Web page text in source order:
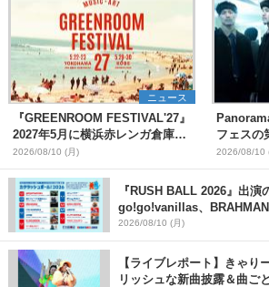
ニュース
『GREENROOM FESTIVAL'27』
2027年5月に横浜赤レンガ倉庫、
神戸メリケンパークで開催決定
2026/08/10 (月)
フェスの
として愛
ンスら
MVも公
2026/08/10
『RUSH BALL 2026』出演
go!go!vanillas、
場、他出演アーティストの
2026/08/10 (月)
【ライブレポート】きゃり
リッシュな新曲披露＆曲ご